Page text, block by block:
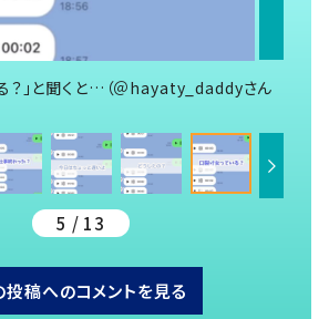
？」と聞くと…（＠hayaty_daddyさん
5 / 13
投稿へのコメントを見る